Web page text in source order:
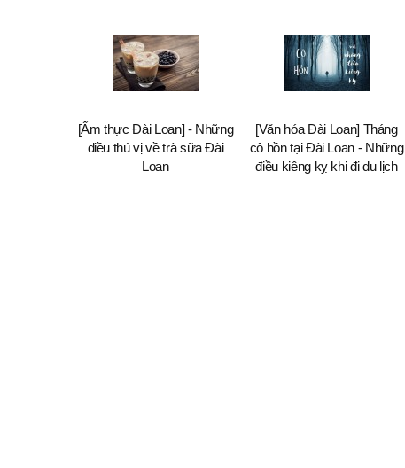
[Ẩm thực Đài Loan] - Những
điều thú vị về trà sữa Đài
Loan
[Văn hóa Đài Loan] Tháng
cô hồn tại Đài Loan - Những
điều kiêng kỵ khi đi du lịch